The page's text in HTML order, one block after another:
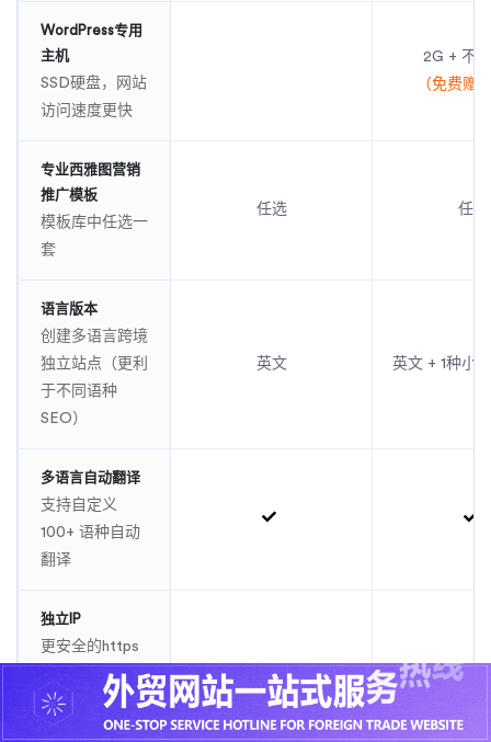
WordPress专用
主机
SSD硬盘，网站
访问速度更快
2G + 不
（免费赠
专业西雅图营销
推广模板
模板库中任选一
套
任选 任选
语言版本
创建多语言跨境
独立站点（更利
于不同语种
SEO）
英文 英文 + 1种小
多语言自动翻译
支持自定义
100+ 语种自动
翻译
独立IP
更安全的https
访问，单价480
元/年